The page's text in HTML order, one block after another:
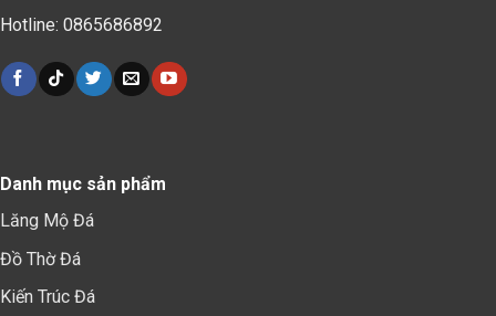
Hotline: 0865686892
Danh mục sản phẩm
Lăng Mộ Đá
Đồ Thờ Đá
Kiến Trúc Đá